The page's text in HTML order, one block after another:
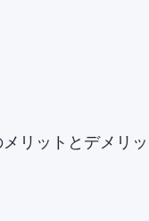
リットとデメリ